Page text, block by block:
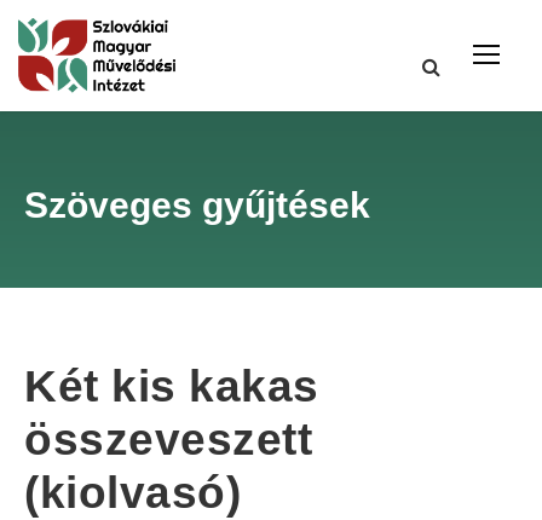
Szöveges gyűjtések
Két kis kakas
összeveszett
(kiolvasó)